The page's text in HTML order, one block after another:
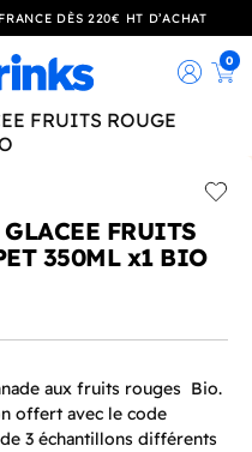
DÈS 220€ HT D’ACHAT
0
FRUITS
350ML x1 BIO
aux fruits rouges Bio.
offert avec le code
3 échantillons différents